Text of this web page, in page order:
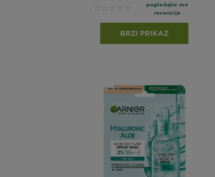
No reviews
pogledajte sve
recenzije
BRZI PRIKAZ